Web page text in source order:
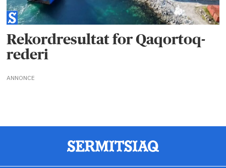
Rekordresultat for Qaqortoq-
rederi
ANNONCE